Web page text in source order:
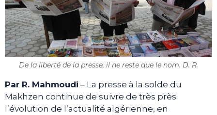
De la liberté de la presse, il ne reste que le nom. D. R.
Par R. Mahmoudi – La presse à la solde du
Makhzen continue de suivre de très près
l’évolution de l’actualité algérienne, en